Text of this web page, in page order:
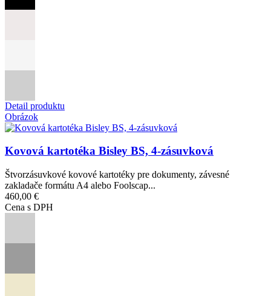
Detail produktu
Obrázok
Kovová kartotéka Bisley BS, 4-zásuvková
Štvorzásuvkové kovové kartotéky pre dokumenty, závesné
zakladače formátu A4 alebo Foolscap...
460,00 €
Cena s DPH